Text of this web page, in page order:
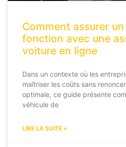
Comment assurer
fonction avec une
voiture en ligne
Dans un contexte où les
maîtriser les coûts sans
optimale, ce guide présente
véhicule de
LIRE LA SUITE »